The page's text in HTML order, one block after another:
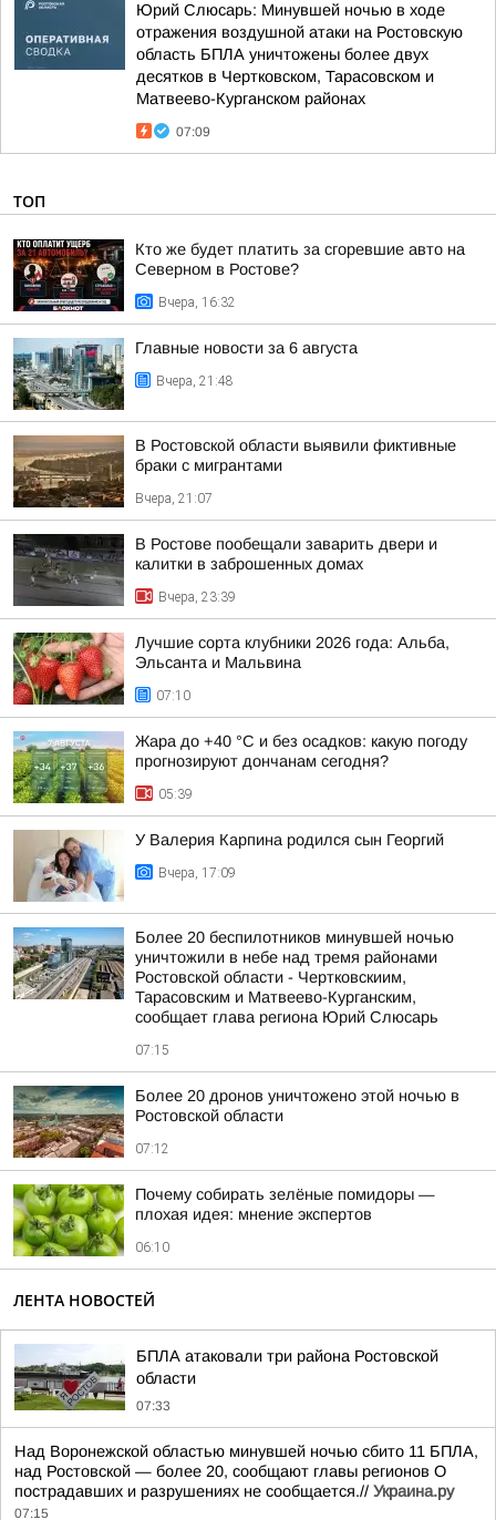
Юрий Слюсарь: Минувшей ночью в ходе
отражения воздушной атаки на Ростовскую
область БПЛА уничтожены более двух
десятков в Чертковском, Тарасовском и
Матвеево-Курганском районах
07:09
ТОП
Кто же будет платить за сгоревшие авто на
Северном в Ростове?
Вчера, 16:32
Главные новости за 6 августа
Вчера, 21:48
В Ростовской области выявили фиктивные
браки с мигрантами
Вчера, 21:07
В Ростове пообещали заварить двери и
калитки в заброшенных домах
Вчера, 23:39
Лучшие сорта клубники 2026 года: Альба,
Эльсанта и Мальвина
07:10
Жара до +40 °С и без осадков: какую погоду
прогнозируют дончанам сегодня?
05:39
У Валерия Карпина родился сын Георгий
Вчера, 17:09
Более 20 беспилотников минувшей ночью
уничтожили в небе над тремя районами
Ростовской области - Чертковскиим,
Тарасовским и Матвеево-Курганским,
сообщает глава региона Юрий Слюсарь
07:15
Более 20 дронов уничтожено этой ночью в
Ростовской области
07:12
Почему собирать зелёные помидоры —
плохая идея: мнение экспертов
06:10
ЛЕНТА НОВОСТЕЙ
БПЛА атаковали три района Ростовской
области
07:33
Над Воронежской областью минувшей ночью сбито 11 БПЛА,
над Ростовской — более 20, сообщают главы регионов О
пострадавших и разрушениях не сообщается.// Украина.ру
07:15